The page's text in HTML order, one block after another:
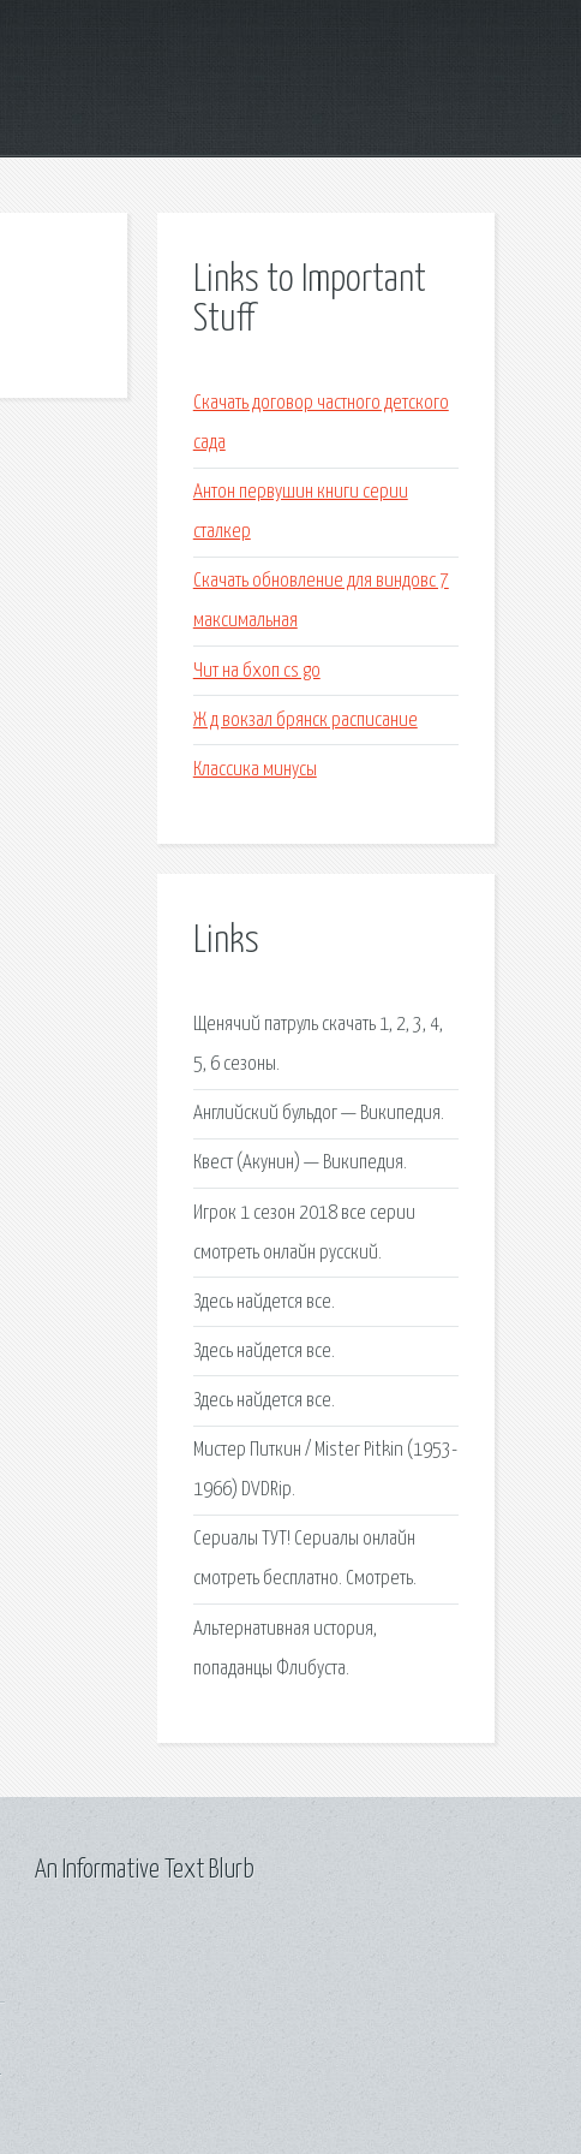
Links to Important
Stuff
Скачать договор частного детского
сада
Антон первушин книги серии
сталкер
Скачать обновление для виндовс 7
максимальная
Чит на бхоп cs go
Ж д вокзал брянск расписание
Классика минусы
Links
Щенячий патруль скачать 1, 2, 3, 4,
5, 6 сезоны.
Английский бульдог — Википедия.
Квест (Акунин) — Википедия.
Игрок 1 сезон 2018 все серии
смотреть онлайн русский.
Здесь найдется все.
Здесь найдется все.
Здесь найдется все.
Мистер Питкин / Mister Pitkin (1953-
1966) DVDRip.
Сериалы ТУТ! Сериалы онлайн
смотреть бесплатно. Смотреть.
Альтернативная история,
попаданцы Флибуста.
An Informative Text Blurb